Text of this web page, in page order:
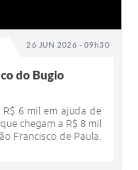
26 JUN 2026 - 09h30
do Bugio
6 mil em ajuda de
chegam a R$ 8 mil
Francisco de Paula.